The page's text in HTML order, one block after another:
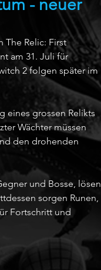
- neuer
The Relic: First
am 31. Juli für
2 folgen später im
eines grossen Relikts
Wächter müssen
den drohenden
und Bosse, lösen
sorgen Runen,
Fortschritt und